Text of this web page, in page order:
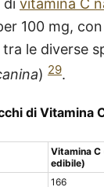
di vitamina C
100 mg,
le diverse
) 29.
di Vitamina
Vitamina
edibile)
166